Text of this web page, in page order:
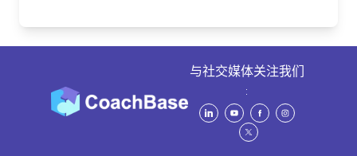
与社交媒体关注我们
: